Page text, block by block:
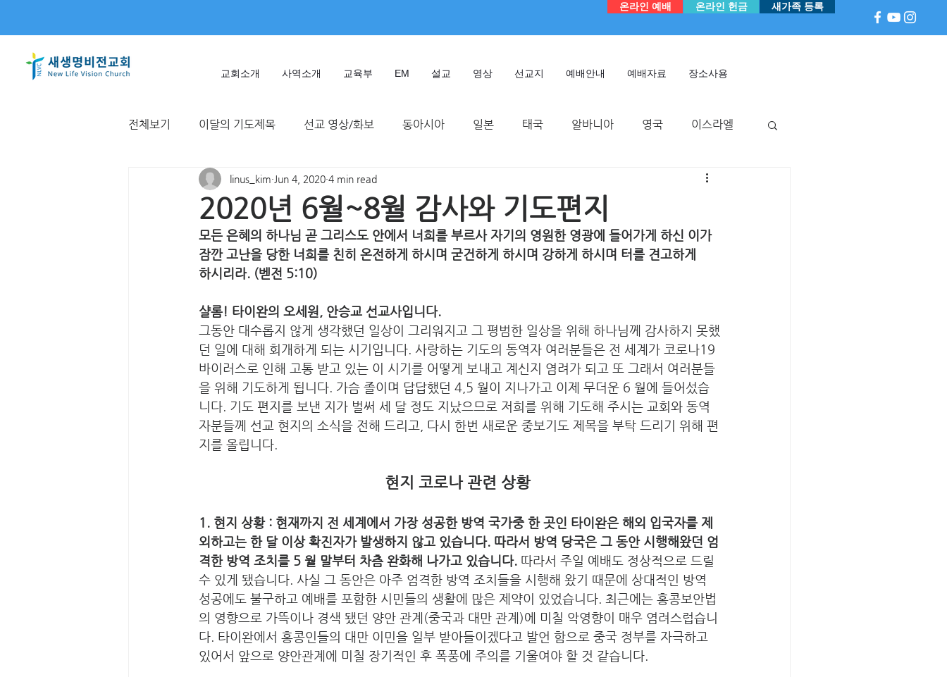
교회소개 사역소개 교육부 EM 설교 영상 선교지 예배안내 예배자료 장소사용
온라인 헌금 새가족 등록
온라인 예배
전체보기 이달의 기도제목 선교 영상/화보 동아시아 일본 태국 알바니아 영국 이스라엘
불가리아 | 터키 독일 대만
EWC 대한민국 TMTC
2020년 6월~8월 감사와 기도편지
linus_kim Jun 4, 2020 4 min read
모든 은혜의 하나님 곧 그리스도 안에서 너희를 부르사 자기의 영원한 영광에 들어가게 하신 이가
잠깐 고난을 당한 너희를 친히 온전하게 하시며 굳건하게 하시며 강하게 하시며 터를 견고하게
하시리라. (벧전 5:10)
샬롬! 타이완의 오세원, 안승교 선교사입니다.
그동안 대수롭지 않게 생각했던 일상이 그리워지고 그 평범한 일상을 위해 하나님께 감사하지 못했
던 일에 대해 회개하게 되는 시기입니다. 사랑하는 기도의 동역자 여러분들은 전 세계가 코로나19
바이러스로 인해 고통 받고 있는 이 시기를 어떻게 보내고 계신지 염려가 되고 또 그래서 여러분들
을 위해 기도하게 됩니다. 가슴 졸이며 답답했던 4,5 월이 지나가고 이제 무더운 6 월에 들어섰습
니다. 기도 편지를 보낸 지가 벌써 세 달 정도 지났으므로 저희를 위해 기도해 주시는 교회와 동역
자분들께 선교 현지의 소식을 전해 드리고, 다시 한번 새로운 중보기도 제목을 부탁 드리기 위해 편
지를 올립니다.
현지 코로나 관련 상황
1. 현지 상황 : 현재까지 전 세계에서 가장 성공한 방역 국가중 한 곳인 타이완은 해외 입국자를 제
외하고는 한 달 이상 확진자가 발생하지 않고 있습니다. 따라서 방역 당국은 그 동안 시행해왔던 엄
격한 방역 조치를 5 월 말부터 차츰 완화해 나가고 있습니다. 따라서 주일 예배도 정상적으로 드릴
수 있게 됐습니다. 사실 그 동안은 아주 엄격한 방역 조치들을 시행해 왔기 때문에 상대적인 방역
성공에도 불구하고 예배를 포함한 시민들의 생활에 많은 제약이 있었습니다. 최근에는 홍콩보안법
의 영향으로 가뜩이나 경색 됐던 양안 관계(중국과 대만 관계)에 미칠 악영향이 매우 염려스럽습니
다. 타이완에서 홍콩인들의 대만 이민을 일부 받아들이겠다고 발언 함으로 중국 정부를 자극하고
있어서 앞으로 양안관계에 미칠 장기적인 후 폭풍에 주의를 기울여야 할 것 같습니다.